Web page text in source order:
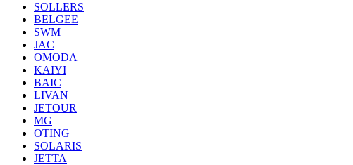
SOLLERS
BELGEE
SWM
JAC
OMODA
KAIYI
BAIC
LIVAN
JETOUR
MG
OTING
SOLARIS
JETTA